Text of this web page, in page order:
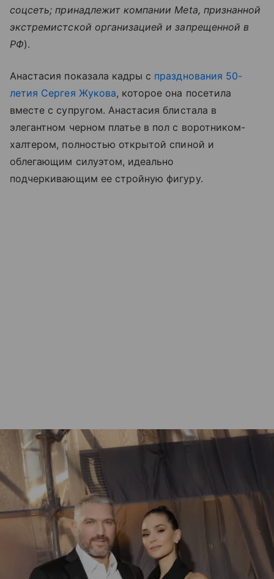
соцсеть; принадлежит компании Meta, признанной
экстремистской организацией и запрещенной в
РФ).
Анастасия показала кадры с празднования 50-
летия Сергея Жукова, которое она посетила
вместе с супругом. Анастасия блистала в
элегантном черном платье в пол с воротником-
халтером, полностью открытой спиной и
облегающим силуэтом, идеально
подчеркивающим ее стройную фигуру.